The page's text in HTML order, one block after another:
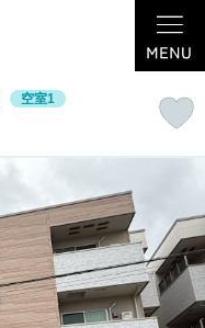
空室1